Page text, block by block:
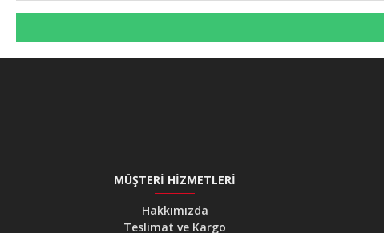
MÜŞTERI HIZMETLERI
Hakkımızda
Teslimat ve Kargo